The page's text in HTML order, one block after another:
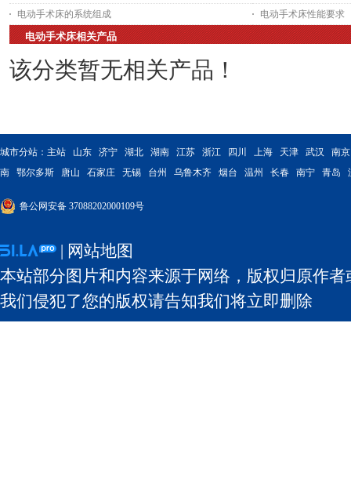
电动手术床的系统组成
电动手术床性能要求
电动手术床相关产品
该分类暂无相关产品！
城市分站： 主站 山东 济宁 湖北 湖南 江苏 浙江 四川 上海 天津 武汉
南京
南
鄂尔多斯 唐山 石家庄 无锡 台州 乌鲁木齐 烟台 温州 长春 南宁 青岛
鲁公网安备 37088202000109号
| 网站地图
本站部分图片和内容来源于网络，版权归原作
我们侵犯了您的版权请告知我们将立即删除